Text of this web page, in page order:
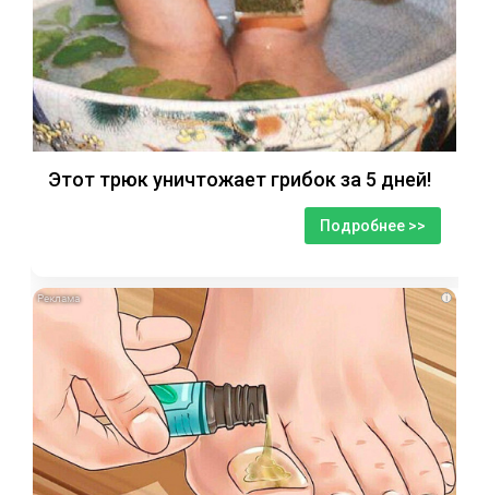
Этот трюк уничтожает грибок за 5 дней!
Подробнее >>
i